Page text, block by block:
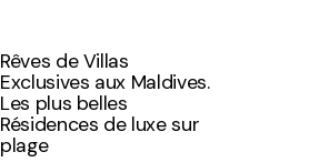
Rêves de Villas
Exclusives aux Maldives.
Les plus belles
Résidences de luxe sur
plage